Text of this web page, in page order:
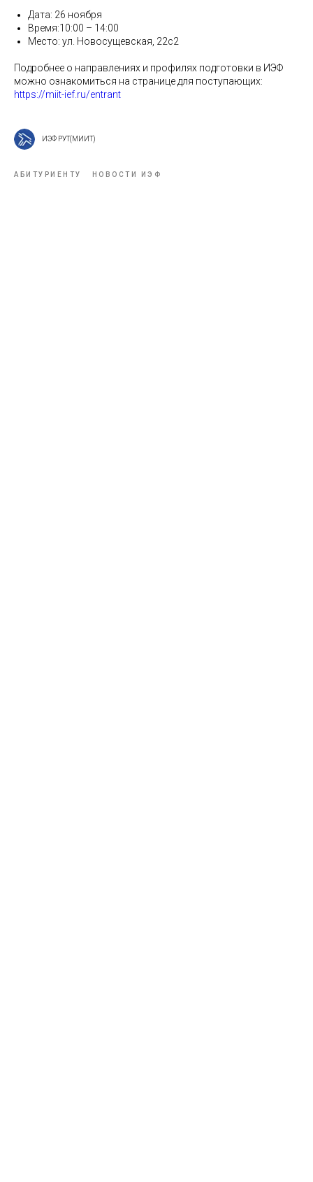
Дата: 26 ноября
Время:10:00 – 14:00
Место: ул. Новосущевская, 22с2
Подробнее о направлениях и профилях подготовки в ИЭФ
можно ознакомиться на странице для поступающих:
https://miit-ief.ru/entrant
ИЭФ РУТ(МИИТ)
АБИТУРИЕНТУ НОВОСТИ ИЭФ